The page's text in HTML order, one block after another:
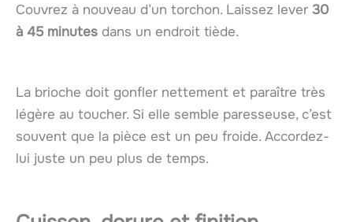
Couvrez à nouveau d’un torchon. Laissez lever 30
à 45 minutes dans un endroit tiède.
La brioche doit gonfler nettement et paraître très
légère au toucher. Si elle semble paresseuse, c’est
souvent que la pièce est un peu froide. Accordez-
lui juste un peu plus de temps.